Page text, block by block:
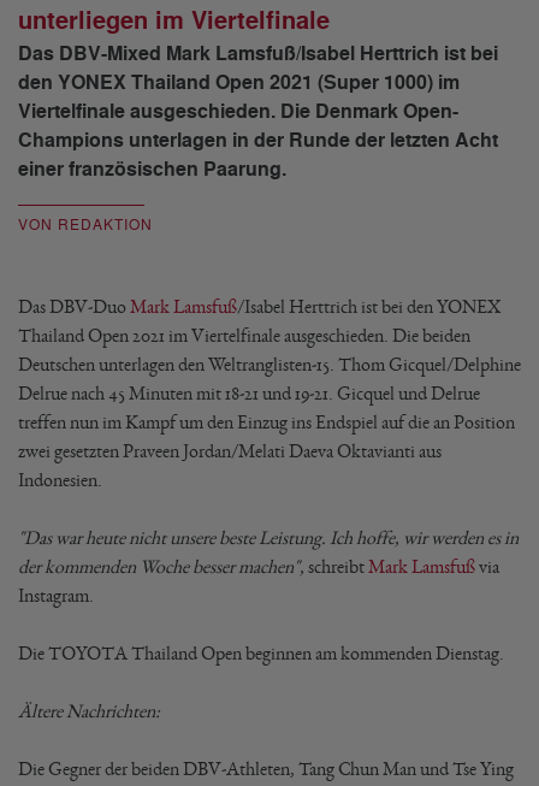
unterliegen im Viertelfinale
Das DBV-Mixed Mark Lamsfuß/Isabel Herttrich ist bei
den YONEX Thailand Open 2021 (Super 1000) im
Viertelfinale ausgeschieden. Die Denmark Open-
Champions unterlagen in der Runde der letzten Acht
einer französischen Paarung.
VON REDAKTION
Das DBV-DuoMark Lamsfuß/Isabel Herttrich ist bei den YONEX
Thailand Open 2021 im Viertelfinale ausgeschieden. Die beiden
Deutschen unterlagen den Weltranglisten-15. Thom Gicquel/Delphine
Delrue nach 45 Minuten mit 18-21 und 19-21. Gicquel und Delrue
treffen nun im Kampf um den Einzug ins Endspiel auf die an Position
zwei gesetzten Praveen Jordan/Melati Daeva Oktavianti aus
Indonesien.
"Das war heute nicht unsere beste Leistung. Ich hoffe, wir werden es in
der kommenden Woche besser machen", schreibtMark Lamsfußvia
Instagram.
Die TOYOTA Thailand Open beginnen am kommenden Dienstag.
Ältere Nachrichten:
Die Gegner der beiden DBV-Athleten, Tang Chun Man und Tse Ying